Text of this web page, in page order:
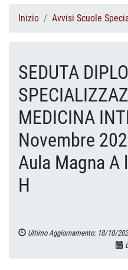
Inizio Avvisi Scuole
SEDUTA
MEDICINA
Novembre
Aula Magna A
H
Ultimo Aggiornamento: 18/10/